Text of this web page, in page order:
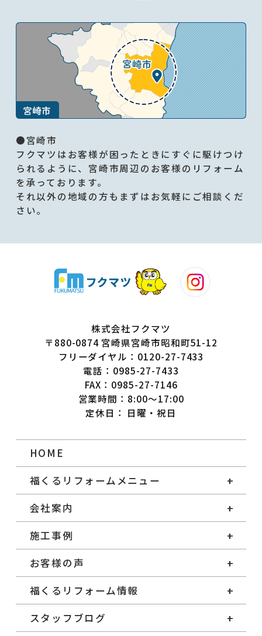
●宮崎市
フクマツはお客様が困ったときにすぐに駆けつけ
られるように、宮崎市周辺のお客様のリフォーム
を承っております。
それ以外の地域の方もまずはお気軽にご相談くだ
さい。
株式会社フクマツ
〒880-0874 宮崎県宮崎市昭和町51-12
フリーダイヤル：0120-27-7433
電話：0985-27-7433
FAX：0985-27-7146
営業時間：8:00～17:00
定休日： 日曜・祝日
HOME
福くるリフォームメニュー
会社案内
施工事例
お客様の声
福くるリフォーム情報
スタッフブログ